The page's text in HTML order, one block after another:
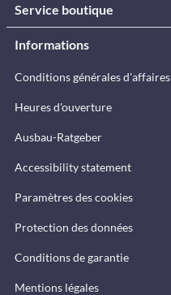
Service boutique
Informations
Conditions générales d'affaires
Heures d'ouverture
Ausbau-Ratgeber
Accessibility statement
Paramètres des cookies
Protection des données
Conditions de garantie
Mentions légales